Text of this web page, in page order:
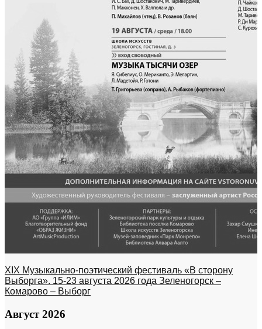
XIX Музыкально-поэтический фестиваль «В сторону
Выборга». 15-23 августа 2026 года Зеленогорск –
Комарово – Выборг
Август 2026